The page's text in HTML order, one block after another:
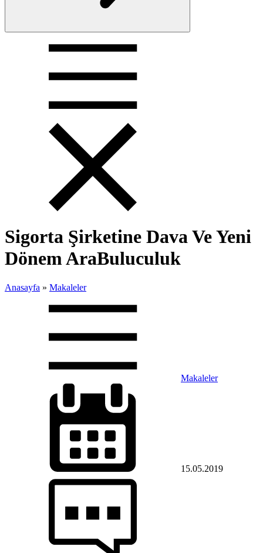
Sigorta Şirketine Dava Ve Yeni
Dönem AraBuluculuk
Anasayfa » Makaleler
Makaleler
15.05.2019